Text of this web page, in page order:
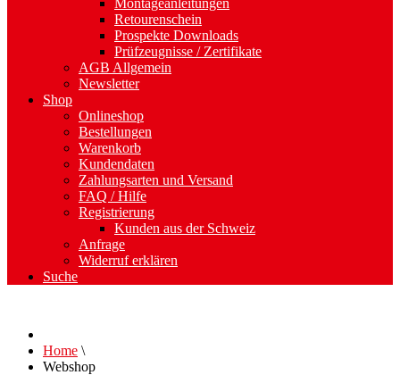
Montageanleitungen
Retourenschein
Prospekte Downloads
Prüfzeugnisse / Zertifikate
AGB Allgemein
Newsletter
Shop
Onlineshop
Bestellungen
Warenkorb
Kundendaten
Zahlungsarten und Versand
FAQ / Hilfe
Registrierung
Kunden aus der Schweiz
Anfrage
Widerruf erklären
Suche
Home \
Webshop